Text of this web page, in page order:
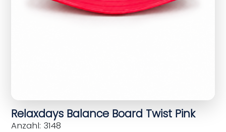
Relaxdays Balance Board Twist Pink
Anzahl: 3148